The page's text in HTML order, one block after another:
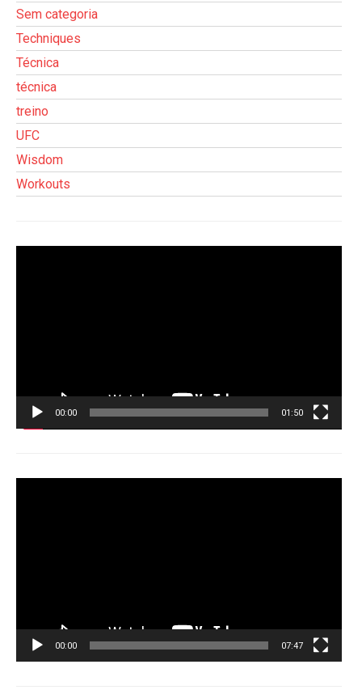
Sem categoria
Techniques
Técnica
técnica
treino
UFC
Wisdom
Workouts
00:00 01:50
00:00 07:47